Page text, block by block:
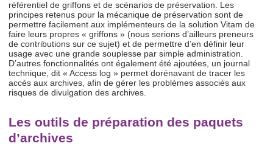
référentiel de griffons et de scénarios de préservation. Les
principes retenus pour la mécanique de préservation sont de
permettre facilement aux implémenteurs de la solution Vitam de
faire leurs propres « griffons » (nous serions d’ailleurs preneurs
de contributions sur ce sujet) et de permettre d’en définir leur
usage avec une grande souplesse par simple administration.
D’autres fonctionnalités ont également été ajoutées, un journal
technique, dit « Access log » permet dorénavant de tracer les
accès aux archives, afin de gérer les problèmes associés aux
risques de divulgation des archives.
Les outils de préparation des paquets
d’archives